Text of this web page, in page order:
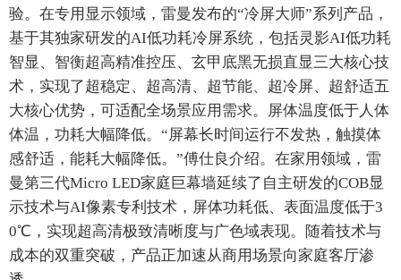
验。在专用显示领域，雷曼发布的“冷屏大师”系列产品，
基于其独家研发的AI低功耗冷屏系统，包括灵影AI低功耗
智显、智衡超高精准控压、玄甲底黑无损直显三大核心技
术，实现了超稳定、超高清、超节能、超冷屏、超舒适五
大核心优势，可适配全场景应用需求。屏体温度低于人体
体温，功耗大幅降低。“屏幕长时间运行不发热，触摸体
感舒适，能耗大幅降低。”傅仕良介绍。在家用领域，雷
曼第三代Micro LED家庭巨幕墙延续了自主研发的COB显
示技术与AI像素专利技术，屏体功耗低、表面温度低于3
0℃，实现超高清极致清晰度与广色域表现。随着技术与
成本的双重突破，产品正加速从商用场景向家庭客厅渗